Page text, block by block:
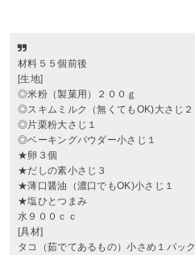
材料５５個前後
[生地]
◎米粉（製菓用）２００ｇ
◎スキムミルク（無くてもOK)大さじ２
◎片栗粉大さじ１
◎ベーキングパウダー小さじ１
★卵３個
★だしの素小さじ３
★薄口醤油（濃口でもOK)小さじ１
★塩ひとつまみ
水９００ｃｃ
[具材]
タコ（茹でてあるもの）小さめ１パック